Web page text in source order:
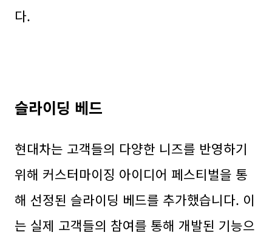
다.
슬라이딩 베드
현대차는 고객들의 다양한 니즈를 반영하기
위해 커스터마이징 아이디어 페스티벌을 통
해 선정된 슬라이딩 베드를 추가했습니다. 이
는 실제 고객들의 참여를 통해 개발된 기능으